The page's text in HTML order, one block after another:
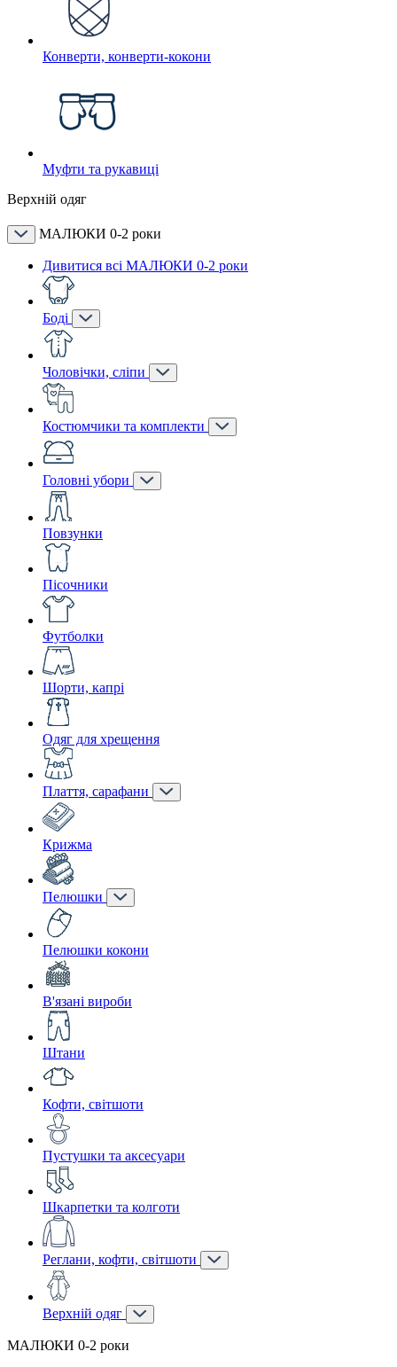
Конверти, конверти-кокони
Муфти та рукавиці
Верхній одяг
МАЛЮКИ 0-2 роки
Дивитися всі МАЛЮКИ 0-2 роки
Боді
Чоловічки, сліпи
Костюмчики та комплекти
Головні убори
Повзунки
Пісочники
Футболки
Шорти, капрі
Одяг для хрещення
Плаття, сарафани
Крижма
Пелюшки
Пелюшки кокони
В'язані вироби
Штани
Кофти, світшоти
Пустушки та аксесуари
Шкарпетки та колготи
Реглани, кофти, світшоти
Верхній одяг
МАЛЮКИ 0-2 роки